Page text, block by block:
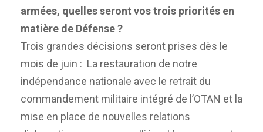
armées, quelles seront vos trois priorités en
matière de Défense ?
Trois grandes décisions seront prises dès le
mois de juin : La restauration de notre
indépendance nationale avec le retrait du
commandement militaire intégré de l’OTAN et la
mise en place de nouvelles relations